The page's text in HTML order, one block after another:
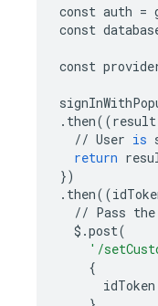
const auth =
const
const
. then((result
// User is
return
})
. then((
// Pass the
$ .post(
'/
{
idToken